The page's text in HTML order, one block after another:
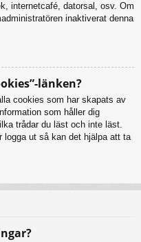
internetcafé, datorsal, osv. Om
inaktiverat denna
länken?
cookies som har skapats av
som håller dig
trådar du läst och inte läst.
logga ut så kan det hjälpa att ta